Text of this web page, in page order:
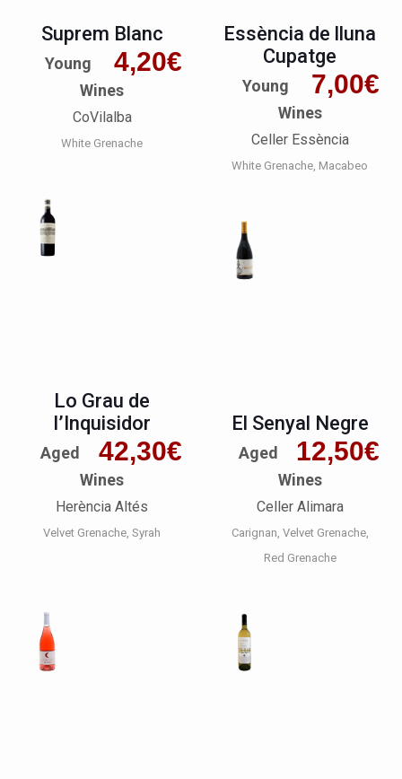
Suprem Blanc
4,20€
Young
Wines
CoVilalba
White Grenache
Essència de lluna
Cupatge
7,00€
Young
Wines
Celler Essència
White Grenache Macabeo
Lo Grau de
l’Inquisidor
42,30€
Aged
Wines
Herència Altés
Velvet Grenache Syrah
El Senyal Negre
12,50€
Aged
Wines
Celler Alimara
Carignan Velvet Grenache
Red Grenache